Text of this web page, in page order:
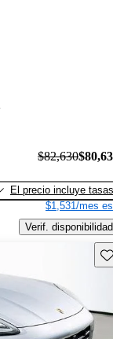
$82,630
El precio incluye tasas
$1,531/mes
Verif. disponibilidad